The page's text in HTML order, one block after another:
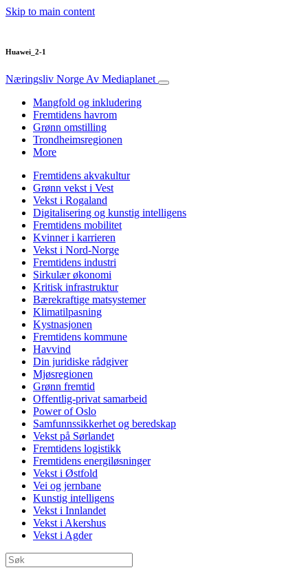
Skip to main content
Huawei_2-1
Næringsliv Norge Av Mediaplanet
Mangfold og inkludering
Fremtidens havrom
Grønn omstilling
Trondheimsregionen
More
Fremtidens akvakultur
Grønn vekst i Vest
Vekst i Rogaland
Digitalisering og kunstig intelligens
Fremtidens mobilitet
Kvinner i karrieren
Vekst i Nord-Norge
Fremtidens industri
Sirkulær økonomi
Kritisk infrastruktur
Bærekraftige matsystemer
Klimatilpasning
Kystnasjonen
Fremtidens kommune
Havvind
Din juridiske rådgiver
Mjøsregionen
Grønn fremtid
Offentlig-privat samarbeid
Power of Oslo
Samfunnssikkerhet og beredskap
Vekst på Sørlandet
Fremtidens logistikk
Fremtidens energiløsninger
Vekst i Østfold
Vei og jernbane
Kunstig intelligens
Vekst i Innlandet
Vekst i Akershus
Vekst i Agder